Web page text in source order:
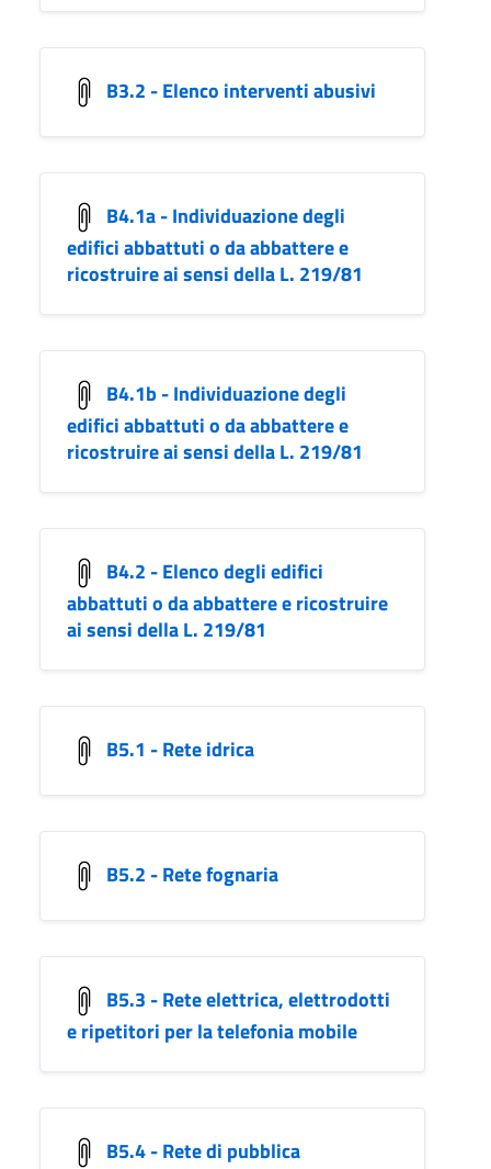
B3.2 - Elenco interventi abusivi
B4.1a - Individuazione degli
edifici abbattuti o da abbattere e
ricostruire ai sensi della L. 219/81
B4.1b - Individuazione degli
edifici abbattuti o da abbattere e
ricostruire ai sensi della L. 219/81
B4.2 - Elenco degli edifici
abbattuti o da abbattere e ricostruire
ai sensi della L. 219/81
B5.1 - Rete idrica
B5.2 - Rete fognaria
B5.3 - Rete elettrica, elettrodotti
e ripetitori per la telefonia mobile
B5.4 - Rete di pubblica